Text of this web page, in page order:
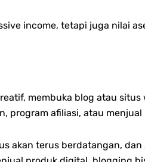
income, tetapi juga nilai
membuka blog atau
program afiliasi, atau
akan terus berdatangan,